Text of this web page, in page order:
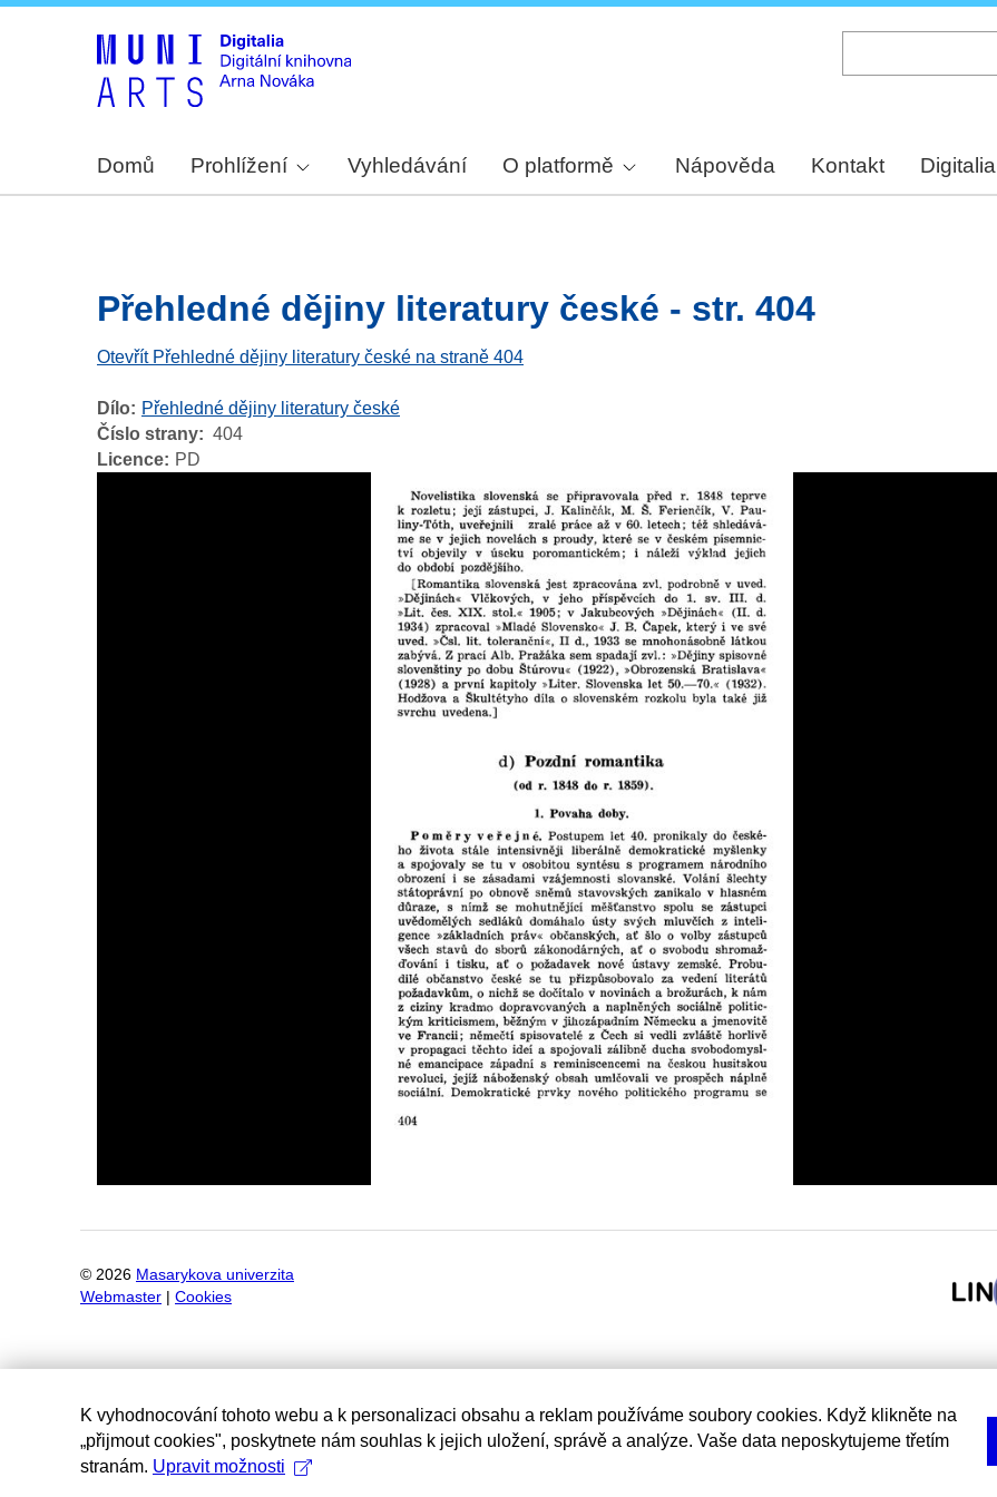
Domů Prohlížení Vyhledávání O platformě Nápověda Kontakt Digitalia
Přehledné dějiny literatury české - str. 404
Otevřít Přehledné dějiny literatury české na straně 404
Dílo
Přehledné dějiny literatury české
Číslo strany
404
Licence
PD
© 2026 Masarykova univerzita
Webmaster
Cookies
K vyhodnocování tohoto webu a k personalizaci obsahu a reklam používáme soubory cookies. Když klikněte na
„přijmout cookies", poskytnete nám souhlas k jejich uložení, správě a analýze. Vaše data neposkytujeme třetím
stranám. Upravit možnosti